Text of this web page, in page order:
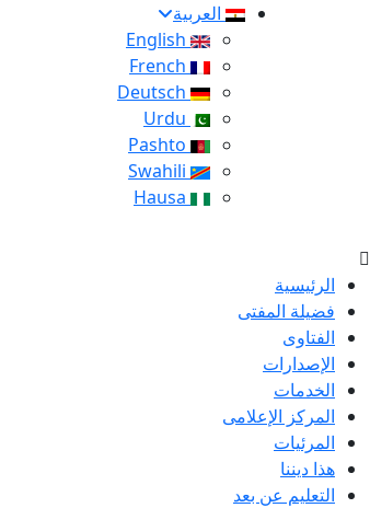
العربية
الرئيسية
فضيلة المفتى
الفتاوى
الإصدارات
الخدمات
المركز الإعلامى
المرئيات
هذا ديننا
التعليم عن بعد